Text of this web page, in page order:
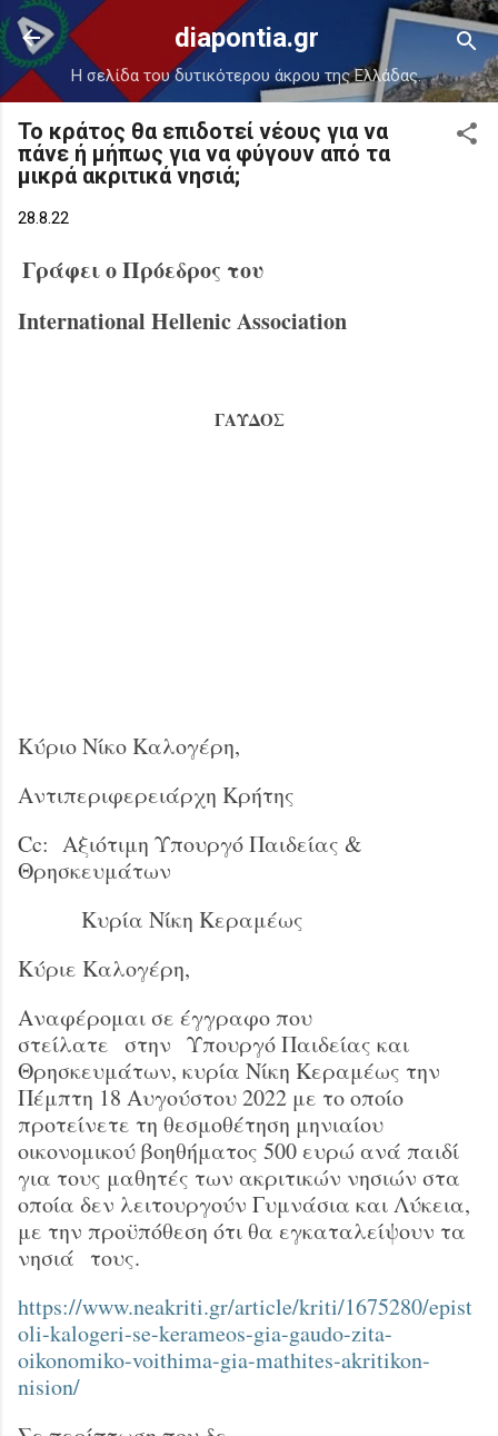
Μετάβαση στο κύριο περιεχόμενο
diapontia.gr
Η σελίδα του δυτικότερου άκρου της Ελλάδας.
Το κράτος θα επιδοτεί νέους για να
πάνε ή μήπως για να φύγουν από τα
μικρά ακριτικά νησιά;
28.8.22
Γράφει ο Πρόεδρος του
International Hellenic Association
ΓΑΥΔΟΣ
Κύριο Νίκο Καλογέρη,
Αντιπεριφερειάρχη Κρήτης
Cc: Αξιότιμη Υπουργό Παιδείας &
Θρησκευμάτων
Κυρία Νίκη Κεραμέως
Κύριε Καλογέρη,
Αναφέρομαι σε έγγραφο που
στείλατε στην Υπουργό Παιδείας και
Θρησκευμάτων, κυρία Νίκη Κεραμέως την
Πέμπτη 18 Αυγούστου 2022 με το οποίο
προτείνετε τη θεσμοθέτηση μηνιαίου
οικονομικού βοηθήματος 500 ευρώ ανά παιδί
για τους μαθητές των ακριτικών νησιών στα
οποία δεν λειτουργούν Γυμνάσια και Λύκεια,
με την προϋπόθεση ότι θα εγκαταλείψουν τα
νησιά τους.
https://www.neakriti.gr/article/kriti/1675280/epist
oli-kalogeri-se-kerameos-gia-gaudo-zita-
oikonomiko-voithima-gia-mathites-akritikon-
nision/